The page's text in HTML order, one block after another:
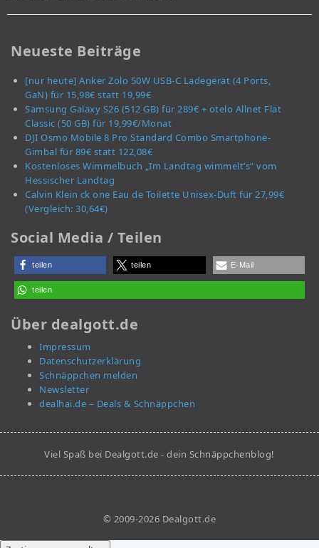
Neueste Beiträge
[nur heute] Anker Zolo 50W USB-C Ladegerät (4 Ports,
GaN) für 15,98€ statt 19,99€
Samsung Galaxy S26 (512 GB) für 289€ + otelo Allnet Flat
Classic (50 GB) für 19,99€/Monat
DJI Osmo Mobile 8 Pro Standard Combo Smartphone-
Gimbal für 89€ statt 122,08€
Kostenloses Wimmelbuch „Im Landtag wimmelt’s“ vom
Hessischer Landtag
Calvin Klein ck one Eau de Toilette Unisex-Duft für 27,99€
(Vergleich: 30,64€)
Social Media / Teilen
teilen teilen E-Mail
teilen
Über dealgott.de
Impressum
Datenschutzerklärung
Schnäppchen melden
Newsletter
dealhai.de – Deals & Schnäppchen
Viel Spaß bei Dealgott.de - dein Schnäppchenblog!
© 2009-2026 Dealgott.de